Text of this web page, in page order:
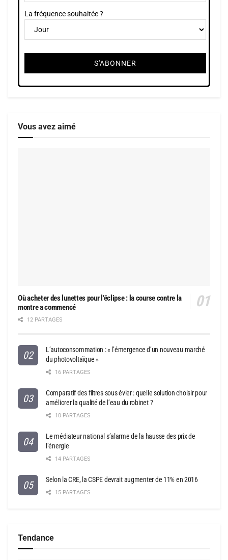
La fréquence souhaitée ?
Vous avez aimé
Où acheter des lunettes pour l’éclipse : la course contre la
montre a commencé
12 PARTAGES
L’autoconsommation : « l’émergence d’un nouveau marché
du photovoltaïque »
16 PARTAGES
Comparatif des filtres sous évier : quelle solution choisir pour
améliorer la qualité de l’eau du robinet ?
10 PARTAGES
Le médiateur national s’alarme de la hausse des prix de
l’énergie
14 PARTAGES
Selon la CRE, la CSPE devrait augmenter de 11% en 2016
15 PARTAGES
Tendance